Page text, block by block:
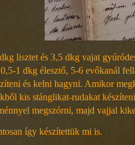
lisztet és 3,5 dkg vajat
1 dkg élesztő, 5-6 evőkanál
és kelni hagyni. Amikor
kis stánglikat-rudakat
megszórni, majd vajjal
így készítettük mi is.